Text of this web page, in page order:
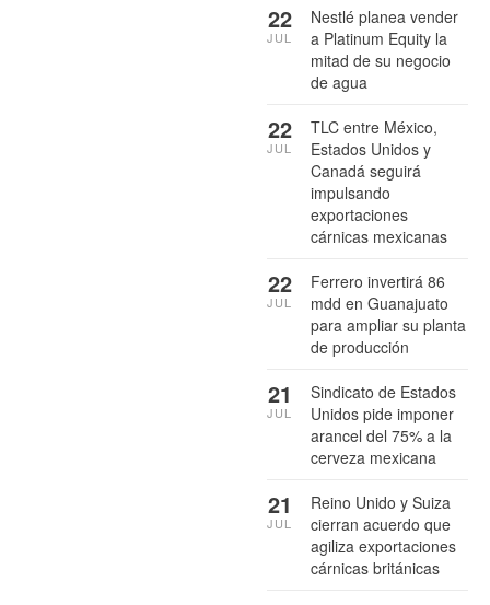
Nestlé planea vender
a Platinum Equity la
mitad de su negocio
de agua
22
JUL
TLC entre México,
Estados Unidos y
Canadá seguirá
impulsando
exportaciones
cárnicas mexicanas
22
JUL
Ferrero invertirá 86
mdd en Guanajuato
para ampliar su planta
de producción
22
JUL
Sindicato de Estados
Unidos pide imponer
arancel del 75% a la
cerveza mexicana
21
JUL
Reino Unido y Suiza
cierran acuerdo que
agiliza exportaciones
cárnicas británicas
21
JUL